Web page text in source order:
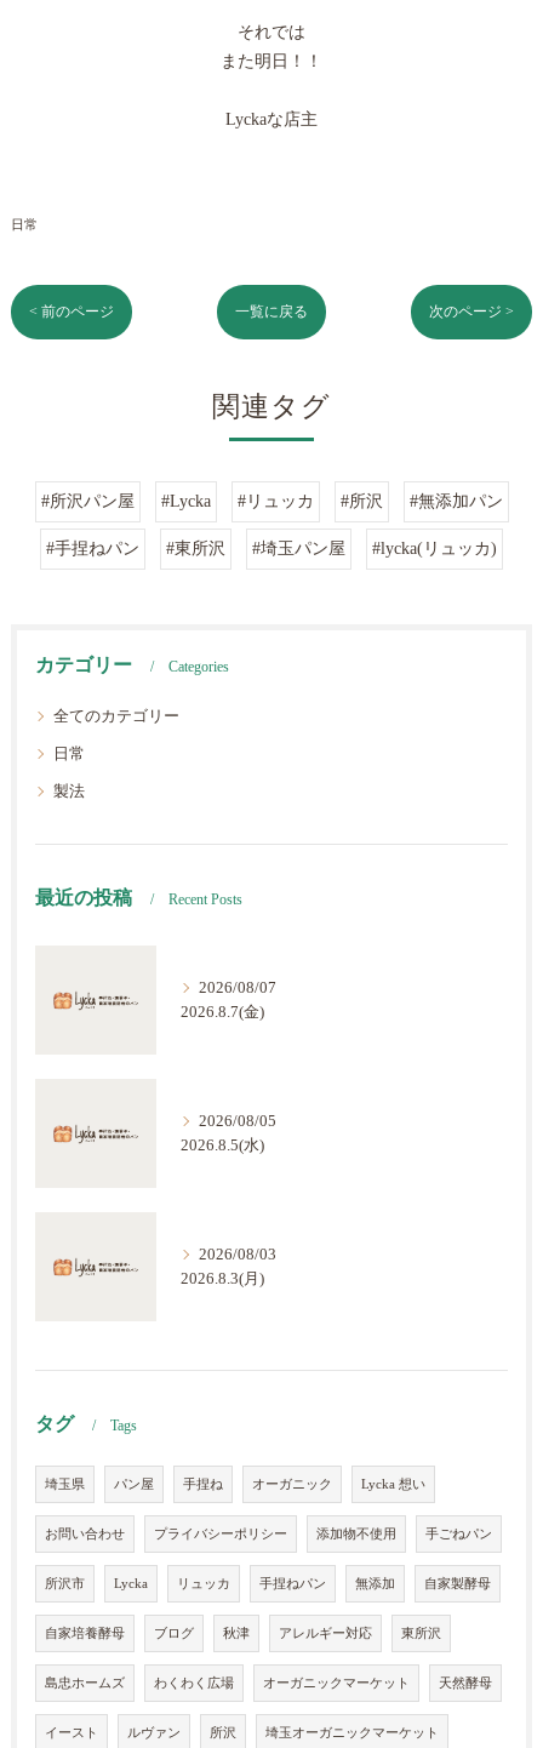
それでは
また明日！！
Lyckaな店主
日常
< 前のページ 一覧に戻る 次のページ >
関連タグ
#所沢パン屋 #Lycka #リュッカ #所沢 #無添加パン
#手捏ねパン #東所沢 #埼玉パン屋 #lycka(リュッカ)
カテゴリー Categories
全てのカテゴリー
日常
製法
最近の投稿 Recent Posts
2026/08/07
2026.8.7(金)
2026/08/05
2026.8.5(水)
2026/08/03
2026.8.3(月)
タグ Tags
埼玉県 パン屋 手捏ね オーガニック Lycka 想い
お問い合わせ プライバシーポリシー 添加物不使用 手ごねパン
所沢市 Lycka リュッカ 手捏ねパン 無添加 自家製酵母
自家培養酵母 ブログ 秋津 アレルギー対応 東所沢
島忠ホームズ わくわく広場 オーガニックマーケット 天然酵母
イースト ルヴァン 所沢 埼玉オーガニックマーケット